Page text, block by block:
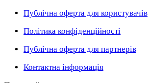
Публічна оферта для користувачів
Політика конфіденційності
Публічна оферта для партнерів
Контактна інформація